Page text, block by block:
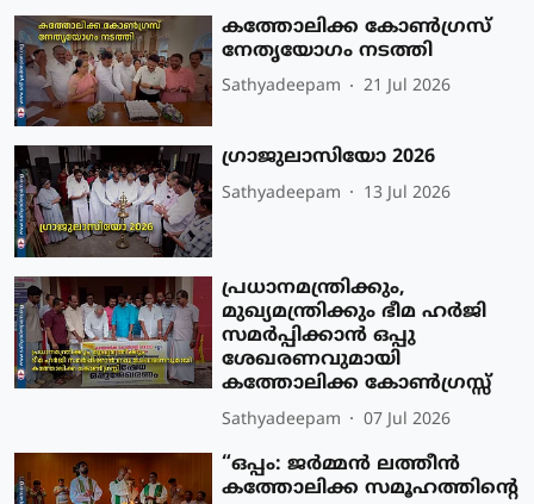
കത്തോലിക്ക കോൺഗ്രസ്
നേതൃയോഗം നടത്തി
Sathyadeepam 21 Jul 2026
ഗ്രാജുലാസിയോ 2026
Sathyadeepam 13 Jul 2026
പ്രധാനമന്ത്രിക്കും,
മുഖ്യമന്ത്രിക്കും ഭീമ ഹർജി
സമർപ്പിക്കാൻ ഒപ്പു
ശേഖരണവുമായി
കത്തോലിക്ക കോൺഗ്രസ്സ്
Sathyadeepam 07 Jul 2026
“ഒപ്പം: ജർമ്മൻ ലത്തീൻ
കത്തോലിക്ക സമൂഹത്തിന്റെ